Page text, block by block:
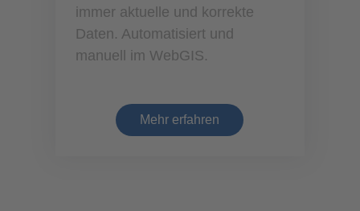
immer aktuelle und korrekte
Daten. Automatisiert und
manuell im WebGIS.
Mehr erfahren